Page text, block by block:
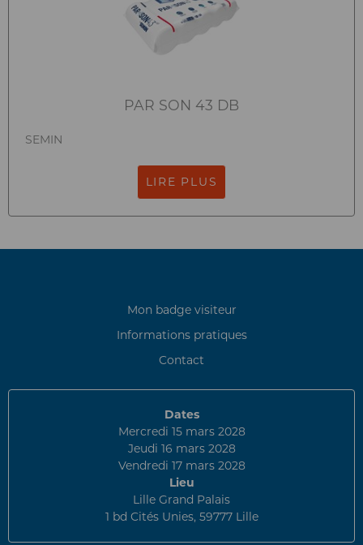
PAR SON 43 DB
SEMIN
LIRE PLUS
Mon badge visiteur
Informations pratiques
Contact
Dates
Mercredi 15 mars 2028
Jeudi 16 mars 2028
Vendredi 17 mars 2028
Lieu
Lille Grand Palais
1 bd Cités Unies, 59777 Lille